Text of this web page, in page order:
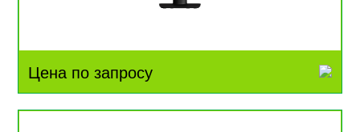
Цена по запросу